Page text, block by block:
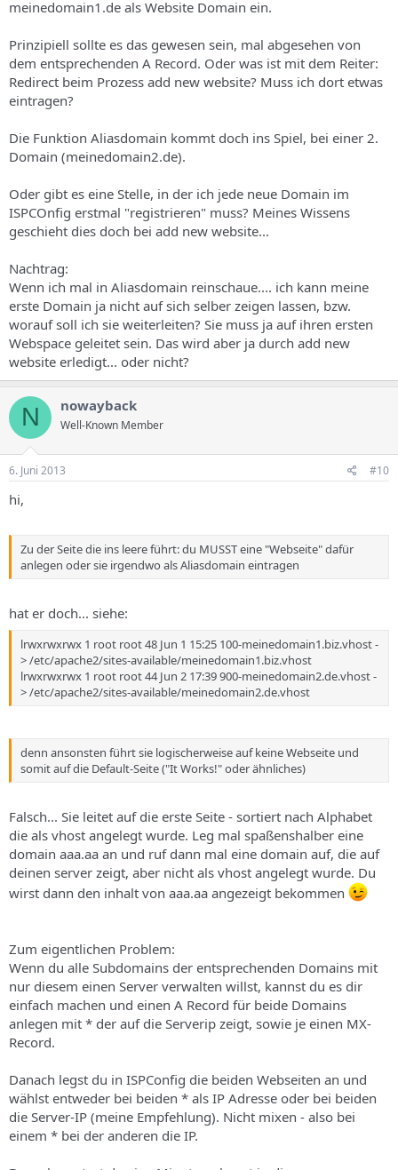
meinedomain1.de als Website Domain ein.
Prinzipiell sollte es das gewesen sein, mal abgesehen von
dem entsprechenden A Record. Oder was ist mit dem Reiter:
Redirect beim Prozess add new website? Muss ich dort etwas
eintragen?
Die Funktion Aliasdomain kommt doch ins Spiel, bei einer 2.
Domain (meinedomain2.de).
Oder gibt es eine Stelle, in der ich jede neue Domain im
ISPCOnfig erstmal "registrieren" muss? Meines Wissens
geschieht dies doch bei add new website...
Nachtrag:
Wenn ich mal in Aliasdomain reinschaue.... ich kann meine
erste Domain ja nicht auf sich selber zeigen lassen, bzw.
worauf soll ich sie weiterleiten? Sie muss ja auf ihren ersten
Webspace geleitet sein. Das wird aber ja durch add new
website erledigt... oder nicht?
N nowayback
Well-Known Member
6. Juni 2013 #10
hi,
Zu der Seite die ins leere führt: du MUSST eine "Webseite" dafür
anlegen oder sie irgendwo als Aliasdomain eintragen
hat er doch... siehe:
lrwxrwxrwx 1 root root 48 Jun 1 15:25 100-meinedomain1.biz.vhost -
> /etc/apache2/sites-available/meinedomain1.biz.vhost
lrwxrwxrwx 1 root root 44 Jun 2 17:39 900-meinedomain2.de.vhost -
> /etc/apache2/sites-available/meinedomain2.de.vhost
denn ansonsten führt sie logischerweise auf keine Webseite und
somit auf die Default-Seite ("It Works!" oder ähnliches)
Falsch... Sie leitet auf die erste Seite - sortiert nach Alphabet
die als vhost angelegt wurde. Leg mal spaßenshalber eine
domain aaa.aa an und ruf dann mal eine domain auf, die auf
deinen server zeigt, aber nicht als vhost angelegt wurde. Du
wirst dann den inhalt von aaa.aa angezeigt bekommen
Zum eigentlichen Problem:
Wenn du alle Subdomains der entsprechenden Domains mit
nur diesem einen Server verwalten willst, kannst du es dir
einfach machen und einen A Record für beide Domains
anlegen mit * der auf die Serverip zeigt, sowie je einen MX-
Record.
Danach legst du in ISPConfig die beiden Webseiten an und
wählst entweder bei beiden * als IP Adresse oder bei beiden
die Server-IP (meine Empfehlung). Nicht mixen - also bei
einem * bei der anderen die IP.